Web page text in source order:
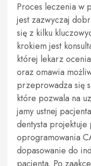
Proces leczenia w
jest zazwyczaj
się z kilku
krokiem jest
której lekarz
oraz omawia
przeprowadza się
które pozwala na
jamy ustnej
dentysta
oprogramowania
dopasowanie do